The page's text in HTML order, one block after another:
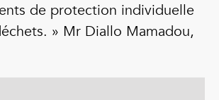
de protection individuelle
» Mr Diallo Mamadou,